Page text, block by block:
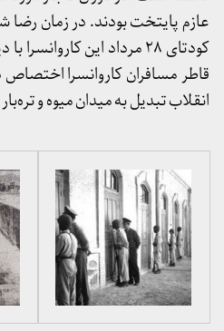
عازم پایتخت بودند. در زمان رضا
کودتای ۲۸ مرداد این
انقلاب تبدیل به میدان میوه و